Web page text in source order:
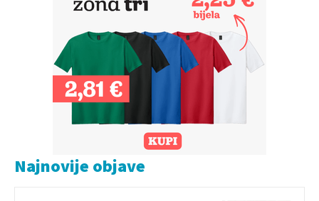
Najnovije objave